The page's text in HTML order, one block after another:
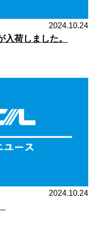
2024.10.24
荷しました。
2024.10.24